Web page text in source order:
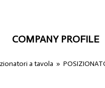
COMPANY PROFILE
a tavola »